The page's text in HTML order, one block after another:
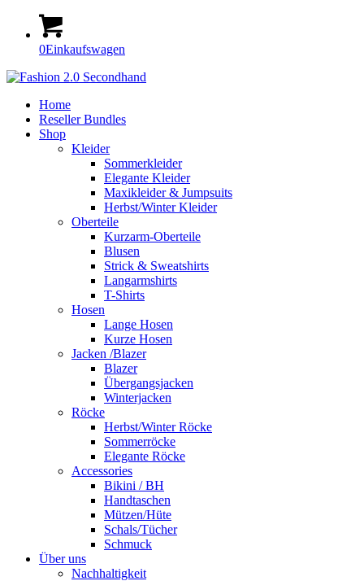
0Einkaufswagen
Home
Reseller Bundles
Shop
Kleider
Sommerkleider
Elegante Kleider
Maxikleider & Jumpsuits
Herbst/Winter Kleider
Oberteile
Kurzarm-Oberteile
Blusen
Strick & Sweatshirts
Langarmshirts
T-Shirts
Hosen
Lange Hosen
Kurze Hosen
Jacken /Blazer
Blazer
Übergangsjacken
Winterjacken
Röcke
Herbst/Winter Röcke
Sommerröcke
Elegante Röcke
Accessories
Bikini / BH
Handtaschen
Mützen/Hüte
Schals/Tücher
Schmuck
Über uns
Nachhaltigkeit